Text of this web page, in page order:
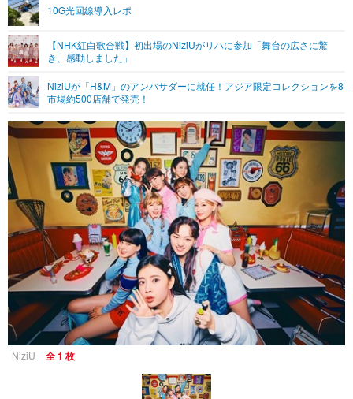
グラビア
ショッピング その他
その他
リリース一覧
プッシュ通知の停止方法
10G光回線導入レポ
【NHK紅白歌合戦】初出場のNiziUがリハに参加「舞台の広さに驚
き、感動しました」
NiziUが「H&M」のアンバサダーに就任！アジア限定コレクションを8
市場約500店舗で発売！
NiziU 全 1 枚